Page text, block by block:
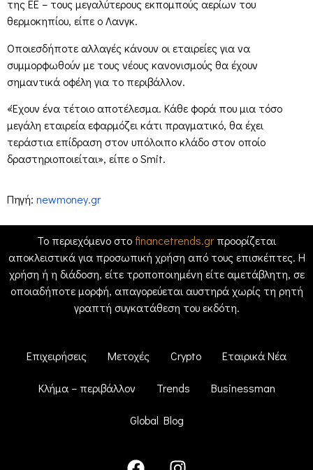
της ΕΕ – τους μεγαλύτερους εκπομπούς αερίων του
θερμοκηπίου, είπε ο Λανγκ.
Οποιεσδήποτε αλλαγές κάνουν οι εταιρείες για να
συμμορφωθούν με τους νέους κανονισμούς θα έχουν
σημαντικά οφέλη για το περιβάλλον.
«Έχουν ένα τέτοιο αποτέλεσμα. Κάθε φορά που μια τόσο
μεγάλη εταιρεία εφαρμόζει κάτι πραγματικό, θα έχει
τεράστια επίδραση στον υπόλοιπο κλάδο στον οποίο
δραστηριοποιείται», είπε ο Smit.
Πηγή: newmoney.gr
Το περιεχόμενο στο financetrends.grπροορίζεται
αποκλειστικά για προσωπική χρήση από τους επισκέπτες. Η
χρήση ή η διάδοση, είτε τροποποιημένη είτε αμετάβλητη, σε
οποιαδήποτε μορφή, απαγορεύεται αυστηρά χωρίς τη ρητή
γραπτή συγκατάθεση του εκδότη.
Επιχειρήσεις Μετοχές Crypto Εταιρικά Νέα
Κλήμα – περιβάλλον Trends Businessman
Global Blog